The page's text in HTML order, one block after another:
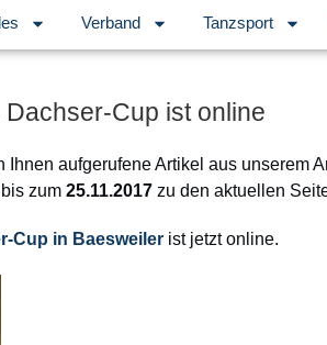
Verband Tanzsport
Cup ist online
Ihnen aufgerufene Artikel aus unserem
bis zum 25.11.2017 zu den aktuellen
Cup in Baesweiler ist jetzt online.